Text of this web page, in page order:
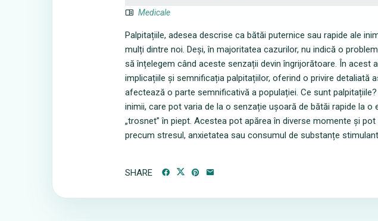
Medicale
Palpitațiile, adesea descrise ca bătăi puternice sau rapide ale
mulți dintre noi. Deși, în majoritatea cazurilor, nu indică o
să înțelegem când aceste senzații devin îngrijorătoare. În acest
implicațiile și semnificația palpitațiilor, oferind o privire detaliată
afectează o parte semnificativă a populației. Ce sunt
inimii, care pot varia de la o senzație ușoară de bătăi rapide la o
„trosnet” în piept. Acestea pot apărea în diverse momente și
precum stresul, anxietatea sau consumul de substanțe
SHARE